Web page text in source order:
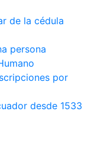
de la cédula
persona
por
desde 1533